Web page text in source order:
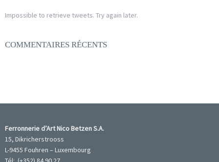
Impossible to retrieve tweets. Try again later.
COMMENTAIRES RÉCENTS
Ferronnerie d’Art Nico Betzen S.A.
15, Dikricherstrooss
L-9455 Fouhren – Luxembourg